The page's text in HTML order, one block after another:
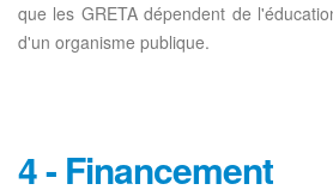
que les GRETA dépendent de
d'un organisme publique.
4 - Financement